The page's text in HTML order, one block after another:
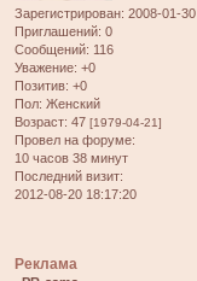
Зарегистрирован: 2008-01-30
Приглашений: 0
Сообщений: 116
Уважение: +0
Позитив: +0
Пол: Женский
Возраст: 47 [1979-04-21]
Провел на форуме:
10 часов 38 минут
Последний визит:
2012-08-20 18:17:20
Реклама